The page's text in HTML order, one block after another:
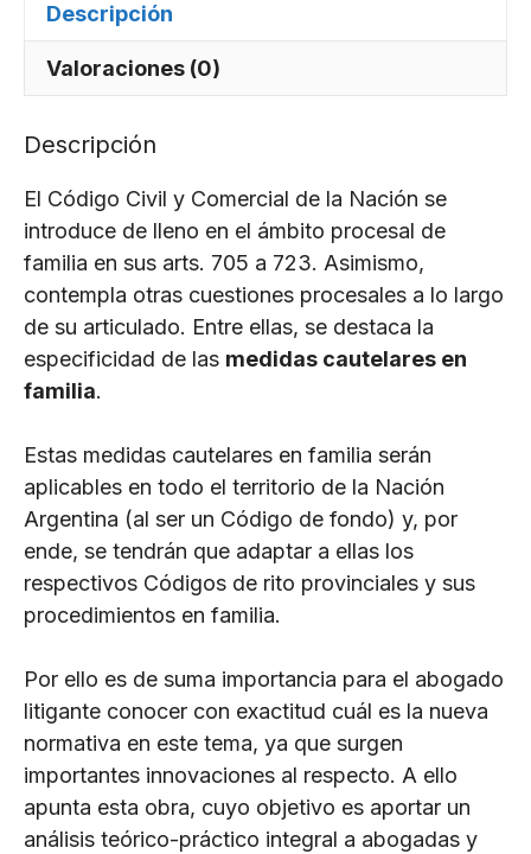
Descripción
Valoraciones (0)
Descripción
El Código Civil y Comercial de la Nación se
introduce de lleno en el ámbito procesal de
familia en sus arts. 705 a 723. Asimismo,
contempla otras cuestiones procesales a lo largo
de su articulado. Entre ellas, se destaca la
especificidad de las medidas cautelares en
familia.
Estas medidas cautelares en familia serán
aplicables en todo el territorio de la Nación
Argentina (al ser un Código de fondo) y, por
ende, se tendrán que adaptar a ellas los
respectivos Códigos de rito provinciales y sus
procedimientos en familia.
Por ello es de suma importancia para el abogado
litigante conocer con exactitud cuál es la nueva
normativa en este tema, ya que surgen
importantes innovaciones al respecto. A ello
apunta esta obra, cuyo objetivo es aportar un
análisis teórico-práctico integral a abogadas y